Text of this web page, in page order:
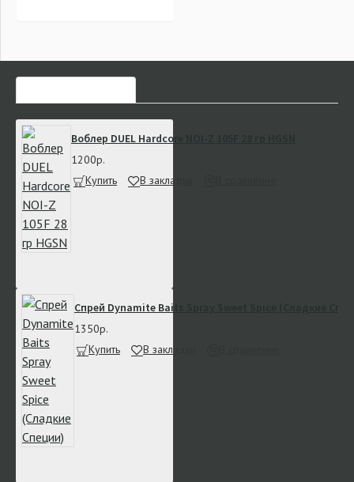
Воблер DUEL Hardcore NOI-Z 105F 28 гр HGSN
1200р.
Купить
В закладки
Спрей Dynamite Baits Spray Sweet Spice (Сладкие
1350р.
Купить
В закладки